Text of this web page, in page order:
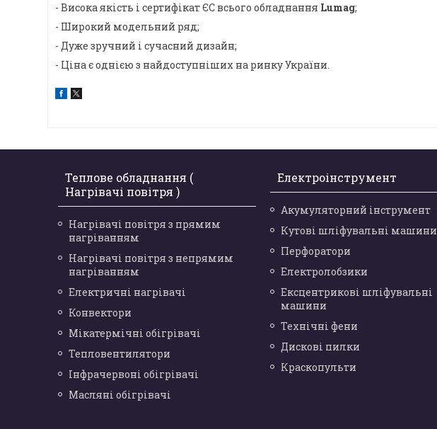
- Висока якість і сертифікат ЄС всього обладнання Lumag;
- Широкий модельний ряд;
- Дуже зручний і сучасний дизайн;
- Ціна є однією з найдоступніших на ринку України.
Теплове обладнання (
Нагрівачі повітря )
Нагрівачі повітря з прямим
нагріванням
Нагрівачі повітря з непрямим
нагріванням
Електричні нагрівачі
Конвектори
Мікатермічні обігрівачі
Тепловентилятори
Інфрачервоні обігрівачі
Масляні обігрівачі
Електроінструмент
Акумуляторний інструмент
Кутові шліфувальні машини
Перфоратори
Електролобзики
Ексцентрикові шліфувальні
машини
Технічні фени
Дискові пилки
Краскопульти